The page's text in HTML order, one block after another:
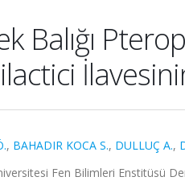
Balığı
, BAHADIR KOCA S., DULLUÇ A.,
Fen Bilimleri Enstitüsü